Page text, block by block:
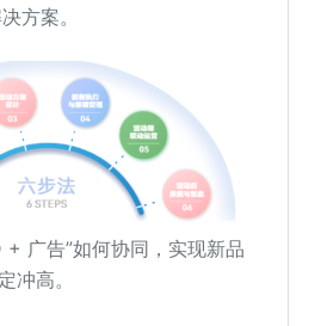
方案。
+ 广告”如何协同，实现新品
冲高。